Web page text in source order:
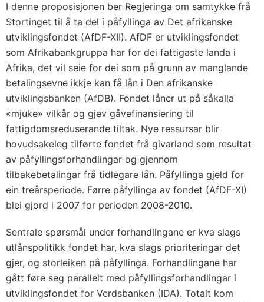
I denne proposisjonen ber Regjeringa om samtykke frå
Stortinget til å ta del i påfyllinga av Det afrikanske
utviklingsfondet (AfDF-XII). AfDF er utviklingsfondet
som Afrikabankgruppa har for dei fattigaste landa i
Afrika, det vil seie for dei som på grunn av manglande
betalingsevne ikkje kan få lån i Den afrikanske
utviklingsbanken (AfDB). Fondet låner ut på såkalla
«mjuke» vilkår og gjev gåvefinansiering til
fattigdomsreduserande tiltak. Nye ressursar blir
hovudsakeleg tilførte fondet frå givarland som resultat
av påfyllingsforhandlingar og gjennom
tilbakebetalingar frå tidlegare lån. Påfyllinga gjeld for
ein treårsperiode. Førre påfyllinga av fondet (AfDF-XI)
blei gjord i 2007 for perioden 2008-2010.
Sentrale spørsmål under forhandlingane er kva slags
utlånspolitikk fondet har, kva slags prioriteringar det
gjer, og storleiken på påfyllinga. Forhandlingane har
gått føre seg parallelt med påfyllingsforhandlingar i
utviklingsfondet for Verdsbanken (IDA). Totalt kom